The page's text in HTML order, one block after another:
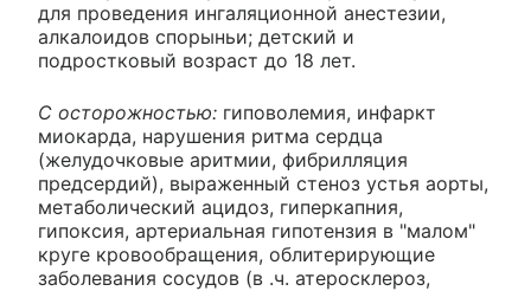
для проведения ингаляционной анестезии,
алкалоидов спорыньи; детский и
подростковый возраст до 18 лет.
С осторожностью: гиповолемия, инфаркт
миокарда, нарушения ритма сердца
(желудочковые аритмии, фибрилляция
предсердий), выраженный стеноз устья аорты,
метаболический ацидоз, гиперкапния,
гипоксия, артериальная гипотензия в "малом"
круге кровообращения, облитерирующие
заболевания сосудов (в .ч. атеросклероз,